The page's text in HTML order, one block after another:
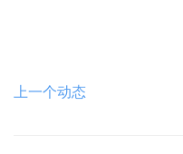
上一个动态